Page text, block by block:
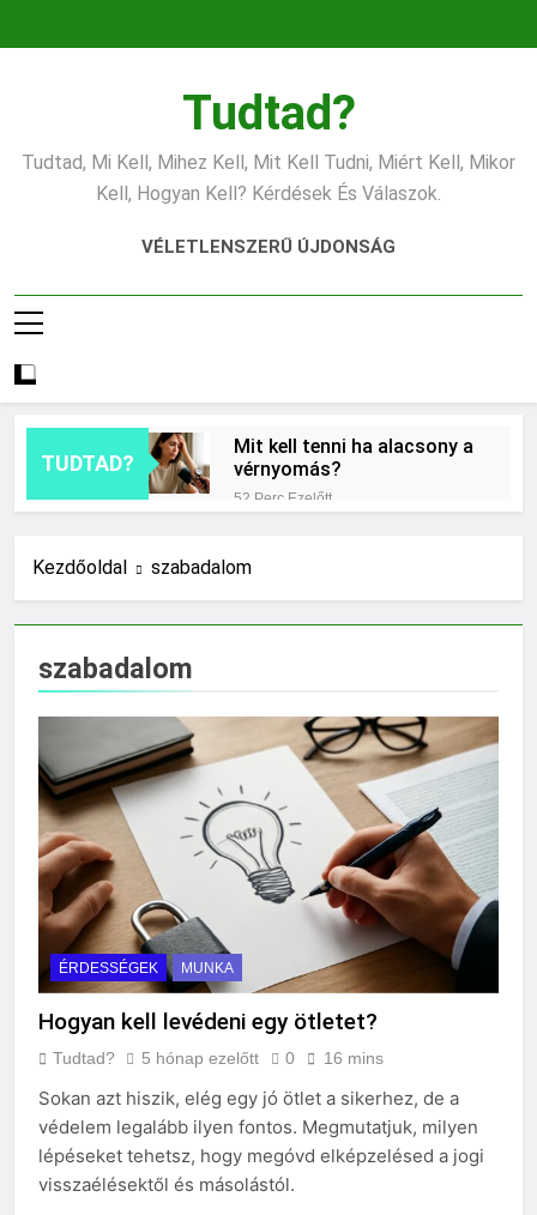
Tudtad?
Tudtad, Mi Kell, Mihez Kell, Mit Kell Tudni, Miért Kell, Mikor
Kell, Hogyan Kell? Kérdések És Válaszok.
VÉLETLENSZERŰ ÚJDONSÁG
TUDTAD?
Mit kell tenni ha alacsony a
vérnyomás?
52 Perc Ezelőtt
9 Óra Ezelőtt
Mikor érdemes asztrológiai
tanácsadást kérni?
1 Nap Ezelőtt
Mit jelent az ESP?
1 Nap Ezelőtt
Mennyi ideig kell sütni a
csirkét?
2 Nap Ezelőtt
Miért világít a motorhiba
Mit jelent az alacsony
2 Nap Ezelőtt
Hogyan kell glettelni?
3 Nap Ezelőtt
Mikor kell büfiztetni a
babát?
3 Nap Ezelőtt
Kezdőoldal szabadalom
szabadalom
ÉRDESSÉGEK MUNKA
Hogyan kell levédeni egy ötletet?
Tudtad? 5 hónap ezelőtt 0 16 mins
Sokan azt hiszik, elég egy jó ötlet a sikerhez, de a
védelem legalább ilyen fontos. Megmutatjuk, milyen
lépéseket tehetsz, hogy megóvd elképzelésed a jogi
visszaélésektől és másolástól.